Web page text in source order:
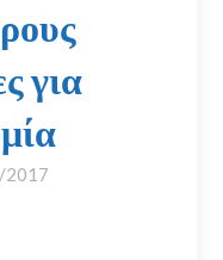
για
2017